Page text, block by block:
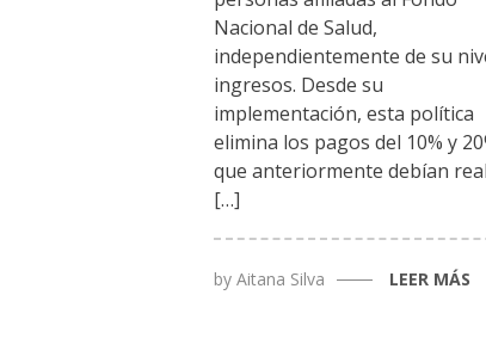
Nacional de Salud,
independientemente de su
ingresos. Desde su
implementación, esta política
elimina los pagos del 10% y
que anteriormente debían
[…]
by Aitana Silva LEER MÁS